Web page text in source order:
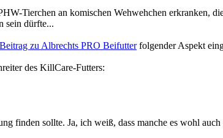
Tierchen an komischen Wehwehchen erkranken,
sein dürfte...
zu Albrechts PRO Beifutterfolgender Aspekt
des KillCare-Futters:
finden sollte. Ja, ich weiß, dass manche es wohl